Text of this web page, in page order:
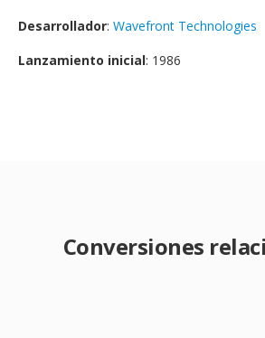
Desarrollador: Wavefront Technologies
Lanzamiento inicial: 1986
Conversiones